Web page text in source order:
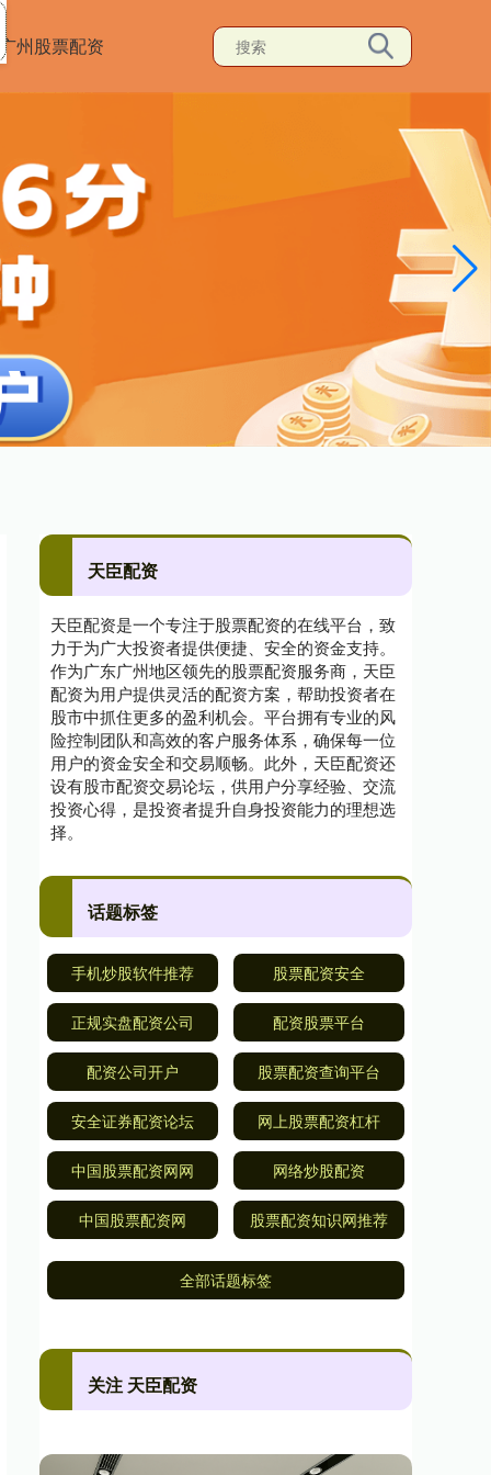
州股票配资
天臣配资
天臣配资是一个专注于股票配资的在线平台，致
力于为广大投资者提供便捷、安全的资金支持。
作为广东广州地区领先的股票配资服务商，天臣
配资为用户提供灵活的配资方案，帮助投资者在
股市中抓住更多的盈利机会。平台拥有专业的风
险控制团队和高效的客户服务体系，确保每一位
用户的资金安全和交易顺畅。此外，天臣配资还
设有股市配资交易论坛，供用户分享经验、交流
投资心得，是投资者提升自身投资能力的理想选
择。
话题标签
手机炒股软件推荐 股票配资安全
正规实盘配资公司 配资股票平台
配资公司开户 股票配资查询平台
安全证券配资论坛 网上股票配资杠杆
中国股票配资网网 网络炒股配资
中国股票配资网 股票配资知识网推荐
全部话题标签
关注 天臣配资